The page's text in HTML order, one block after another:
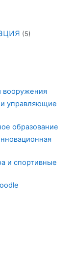
(5)
вооружения
управляющие
образование
и спортивные